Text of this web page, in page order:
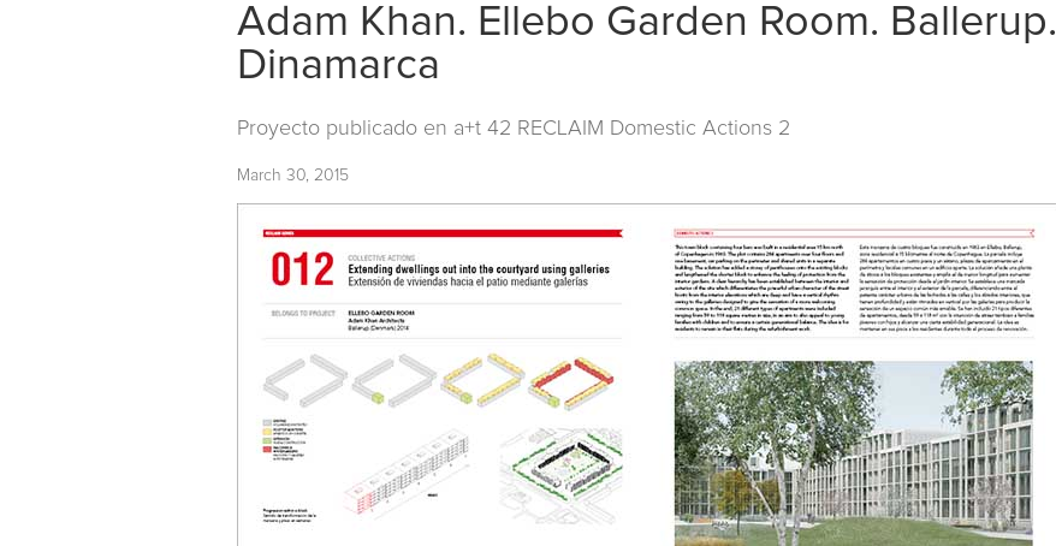
Adam Khan. Ellebo Garden Room. Ballerup.
Dinamarca
Proyecto publicado en a+t 42 RECLAIM Domestic Actions 2
March 30, 2015